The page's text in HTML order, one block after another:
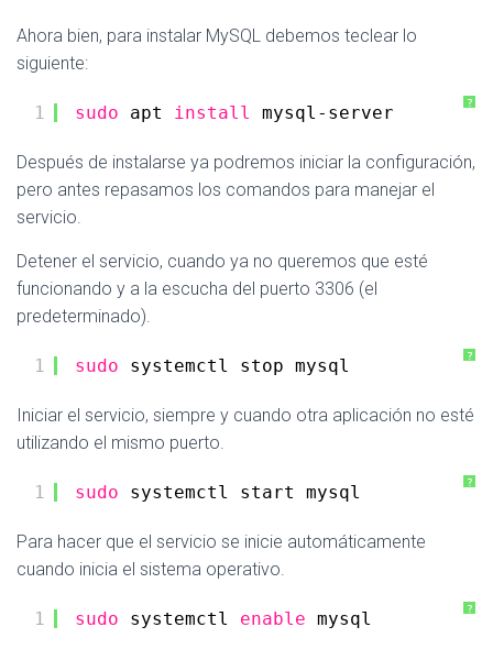
Ahora bien, para instalar MySQL debemos teclear lo
siguiente:
?
1 sudo apt install mysql-server
Después de instalarse ya podremos iniciar la configuración,
pero antes repasamos los comandos para manejar el
servicio.
Detener el servicio, cuando ya no queremos que esté
funcionando y a la escucha del puerto 3306 (el
predeterminado).
?
1 sudo systemctl stop mysql
Iniciar el servicio, siempre y cuando otra aplicación no esté
utilizando el mismo puerto.
?
1 sudo systemctl start mysql
Para hacer que el servicio se inicie automáticamente
cuando inicia el sistema operativo.
?
1 sudo systemctl enable mysql